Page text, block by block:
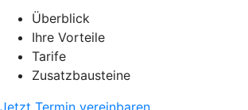
Überblick
Ihre Vorteile
Tarife
Zusatzbausteine
Jetzt Termin vereinbaren